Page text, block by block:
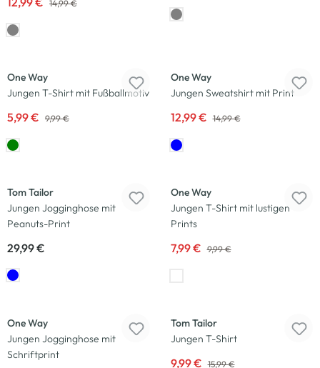
14,99 €
One Way
Jungen T-Shirt mit Fußballmotiv
5,99 € 9,99 €
One Way
Jungen Sweatshirt mit Print
12,99 € 14,99 €
Tom Tailor
Jungen Jogginghose mit
Peanuts-Print
29,99 €
One Way
Jungen T-Shirt mit lustigen
Prints
7,99 € 9,99 €
One Way
Jungen Jogginghose mit
Schriftprint
Tom Tailor
Jungen T-Shirt
9,99 € 15,99 €